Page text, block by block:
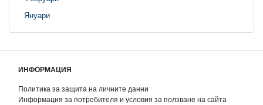
Януари
ИНФОРМАЦИЯ
Политика за защита на личните данни
Информация за потребителя и условия за ползване на сайта